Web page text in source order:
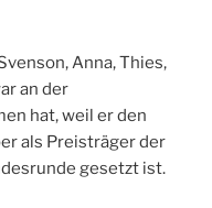
Anna, Thies,
an der
hat, weil er den
als Preisträger der
gesetzt ist.